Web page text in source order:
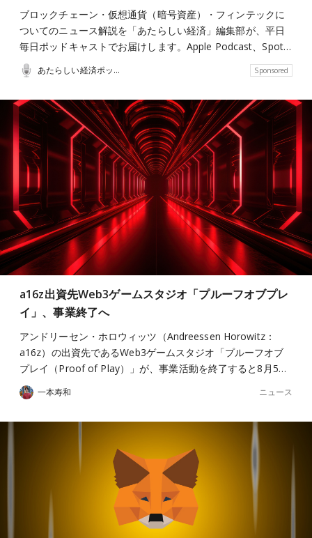
ブロックチェーン・仮想通貨（暗号資産）・フィンテックに
ついてのニュース解説を「あたらしい経済」編集部が、平日
毎日ポッドキャストでお届けします。Apple Podcast、Spot…
あたらしい経済ポッドキャスト Sponsored
a16z出資先Web3ゲームスタジオ「プルーフオブプレ
イ」、事業終了へ
アンドリーセン・ホロウィッツ（Andreessen Horowitz：
a16z）の出資先であるWeb3ゲームスタジオ「プルーフオブ
プレイ（Proof of Play）」が、事業活動を終了すると8月5…
一本寿和 ニュース